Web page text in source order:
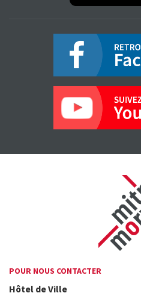
POUR NOUS CONTACTER
Hôtel de Ville